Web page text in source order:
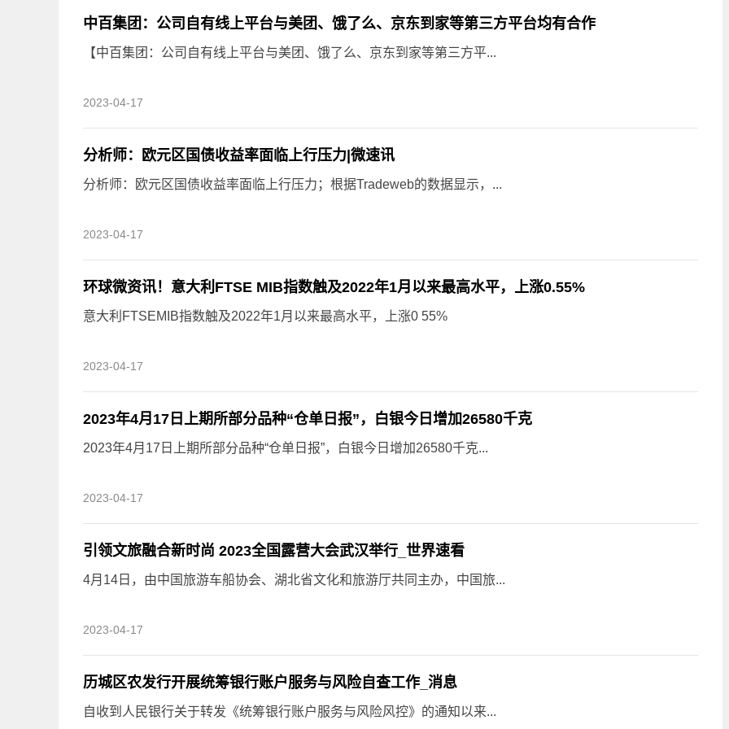
中百集团：公司自有线上平台与美团、饿了么、京东到家等第三方平台均有合作
【中百集团：公司自有线上平台与美团、饿了么、京东到家等第三方平...
2023-04-17
分析师：欧元区国债收益率面临上行压力|微速讯
分析师：欧元区国债收益率面临上行压力；根据Tradeweb的数据显示，...
2023-04-17
环球微资讯！意大利FTSE MIB指数触及2022年1月以来最高水平，上涨0.55%
意大利FTSEMIB指数触及2022年1月以来最高水平，上涨0 55%
2023-04-17
2023年4月17日上期所部分品种“仓单日报”，白银今日增加26580千克
2023年4月17日上期所部分品种“仓单日报”，白银今日增加26580千克...
2023-04-17
引领文旅融合新时尚 2023全国露营大会武汉举行_世界速看
4月14日，由中国旅游车船协会、湖北省文化和旅游厅共同主办，中国旅...
2023-04-17
历城区农发行开展统筹银行账户服务与风险自查工作_消息
自收到人民银行关于转发《统筹银行账户服务与风险风控》的通知以来...